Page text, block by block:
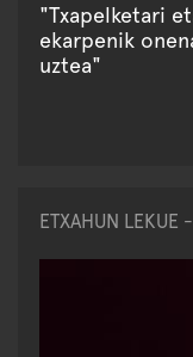
"Txapelketari
ekarpenik
uztea"
ETXAHUN LEKUE